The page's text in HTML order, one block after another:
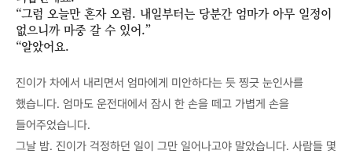
“그럼 오늘만 혼자 오렴. 내일부터는 당분간 엄마가 아무 일정이
없으니까 마중 갈 수 있어.”
“알았어요.
진이가 차에서 내리면서 엄마에게 미안하다는 듯 찡긋 눈인사를
했습니다. 엄마도 운전대에서 잠시 한 손을 떼고 가볍게 손을
들어주었습니다.
그날 밤. 진이가 걱정하던 일이 그만 일어나고야 말았습니다. 사람들 몇